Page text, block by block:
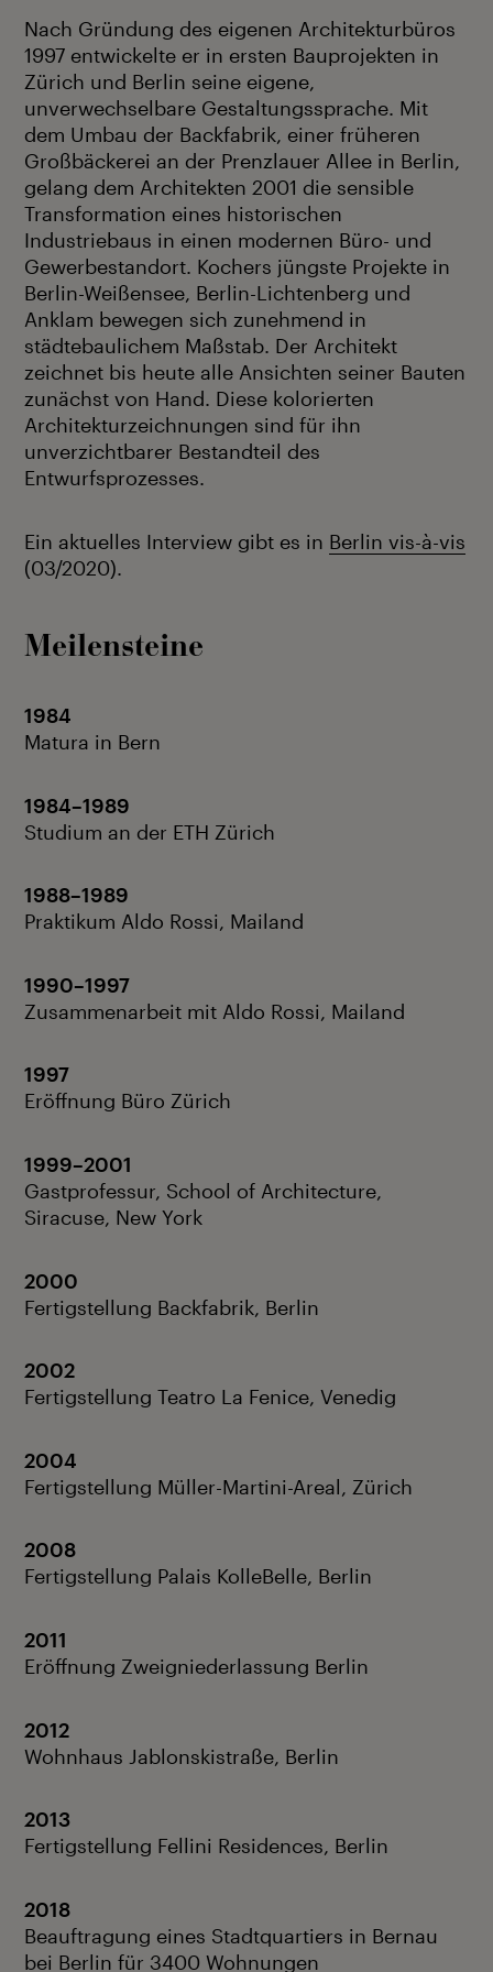
Nach Gründung des eigenen Architekturbüros
1997 entwickelte er in ersten Bauprojekten in
Zürich und Berlin seine eigene,
unverwechselbare Gestaltungssprache. Mit
dem Umbau der Backfabrik, einer früheren
Großbäckerei an der Prenzlauer Allee in Berlin,
gelang dem Architekten 2001 die sensible
Transformation eines historischen
Industriebaus in einen modernen Büro- und
Gewerbestandort. Kochers jüngste Projekte in
Berlin-Weißensee, Berlin-Lichtenberg und
Anklam bewegen sich zunehmend in
städtebaulichem Maßstab. Der Architekt
zeichnet bis heute alle Ansichten seiner Bauten
zunächst von Hand. Diese kolorierten
Architekturzeichnungen sind für ihn
unverzichtbarer Bestandteil des
Entwurfsprozesses.
Ein aktuelles Interview gibt es in Berlin vis-à-vis
(03/2020).
Meilensteine
1984
Matura in Bern
1984–1989
Studium an der ETH Zürich
1988–1989
Praktikum Aldo Rossi, Mailand
1990–1997
Zusammenarbeit mit Aldo Rossi, Mailand
1997
Eröffnung Büro Zürich
1999–2001
Gastprofessur, School of Architecture,
Siracuse, New York
2000
Fertigstellung Backfabrik, Berlin
2002
Fertigstellung Teatro La Fenice, Venedig
2004
Fertigstellung Müller-Martini-Areal, Zürich
2008
Fertigstellung Palais KolleBelle, Berlin
2011
Eröffnung Zweigniederlassung Berlin
2012
Wohnhaus Jablonskistraße, Berlin
2013
Fertigstellung Fellini Residences, Berlin
2018
Beauftragung eines Stadtquartiers in Bernau
bei Berlin für 3400 Wohnungen